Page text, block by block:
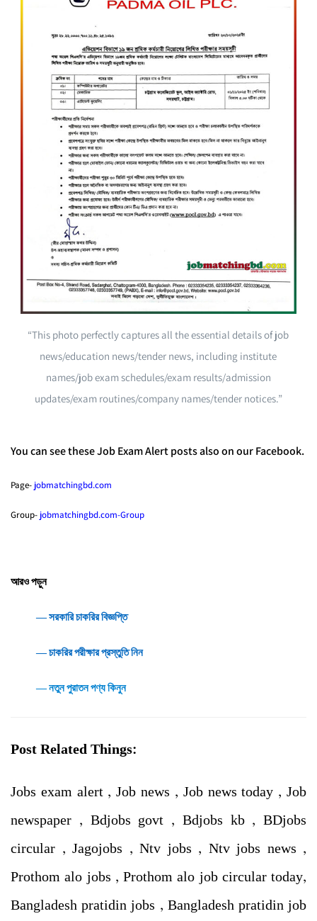
“This photo perfectly captures all the essential details of job
news/education news/tender news, including institute
names/job exam schedules/exam results/admission
updates/exam routines/company names/tender notices.”
You can see these Job Exam Alert posts also on our Facebook.
Page- jobmatchingbd.com
Group- jobmatchingbd.com-Group
আরও পড়ুন
― সরকারি চাকরির বিজ্ঞপ্তি
― চাকরির পরীক্ষার প্রস্তুতি নিন
― নতুন পুরাতন পণ্য কিনুন
Post Related Things:
Jobs exam alert , Job news , Job news today , Job
newspaper , Bdjobs govt , Bdjobs kb , BDjobs
circular , Jagojobs , Ntv jobs , Ntv jobs news ,
Prothom alo jobs , Prothom alo job circular today,
Bangladesh pratidin jobs , Bangladesh pratidin job